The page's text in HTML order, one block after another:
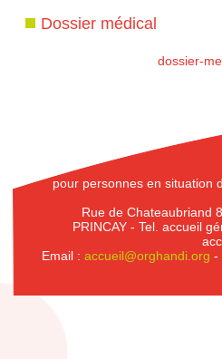
Dossier médical
dossier-
pour personnes en situation
Rue de Chateaubriand
PRINCAY - Tel. accueil
Email : accueil@orghandi.org -